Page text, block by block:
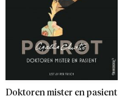
Doktoren mister en pasient